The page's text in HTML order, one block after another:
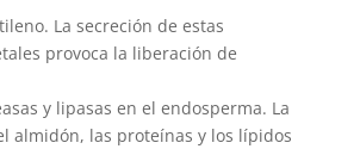
La secreción de estas
provoca la liberación de
y lipasas en el endosperma. La
almidón, las proteínas y los lípidos